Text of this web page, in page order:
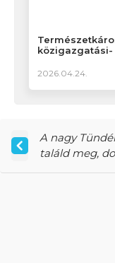
2026.04.24.
A nagy
találd meg,